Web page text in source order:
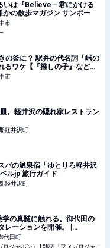
いは『Believe－君にかける
かの散歩マガジン サンポー
市
の釜に？ 駅弁の代名詞「峠の
るワケ【『推しの子』などア
市
。軽井沢の隠れ家レストラン
軽井沢町
パの温泉宿「ゆとりろ軽井沢
ルjp 旅行ガイド
軽井沢町
の真髄に触れる。御代田の
ーションを開催。 |
ガロジャポン）
代田町